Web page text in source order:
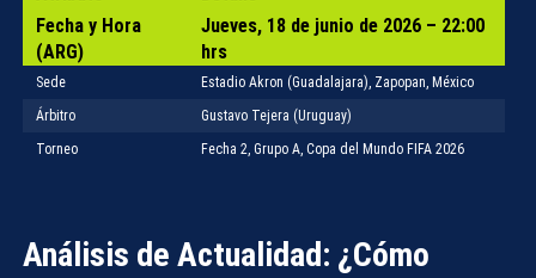
Fecha y Hora
(ARG)
Jueves, 18 de junio de 2026 – 22:00
hrs
Sede
Estadio Akron (Guadalajara), Zapopan, México
Árbitro
Gustavo Tejera (Uruguay)
Torneo
Fecha 2, Grupo A, Copa del Mundo FIFA 2026
Análisis de Actualidad: ¿Cómo